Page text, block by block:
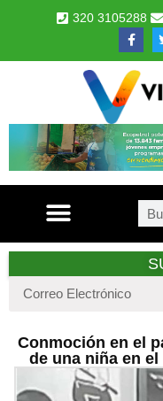
320 3105288
Conmoción en el
de una niña en